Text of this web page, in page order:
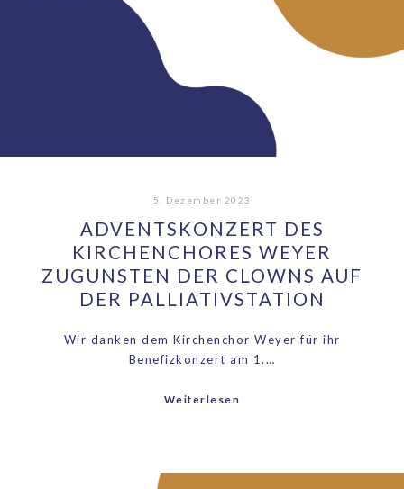
5. Dezember 2023
ADVENTSKONZERT DES
KIRCHENCHORES WEYER
ZUGUNSTEN DER CLOWNS AUF
DER PALLIATIVSTATION
Wir danken dem Kirchenchor Weyer für ihr
Benefizkonzert am 1.…
Weiterlesen